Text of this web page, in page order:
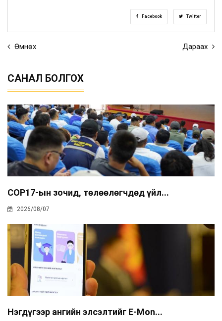
Facebook Twitter
Өмнөх Дараах
САНАЛ БОЛГОХ
COP17-ын зочид, төлөөлөгчдөд үйл...
2026/08/07
Нэгдүгээр ангийн элсэлтийг E-Mon...